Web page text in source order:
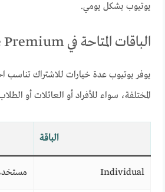
يوتيوب بشكل يومي.
الباقات المتاحة في YouTube Premium
يوفر يوتيوب عدة خيارات للاشتراك تناسب
المختلفة، سواء للأفراد أو العائلات أو
الباقة
Individual